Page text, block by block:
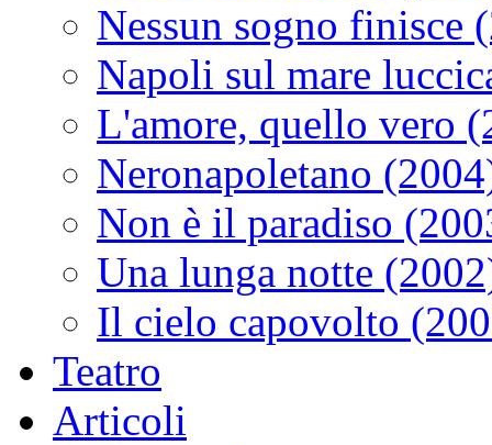
Nessun sogno finisce
Napoli sul mare
L'amore, quello vero
Neronapoletano
Non è il paradiso
Una lunga notte
Il cielo capovolto
Teatro
Articoli